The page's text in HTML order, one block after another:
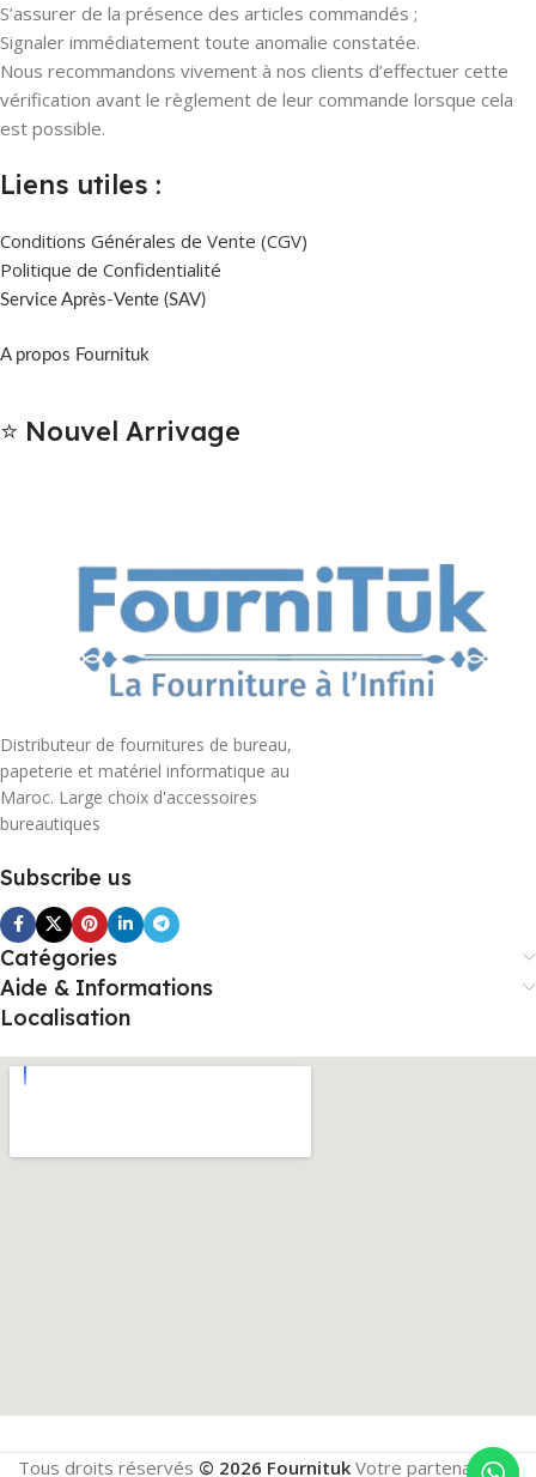
S’assurer de la présence des articles commandés ;
Signaler immédiatement toute anomalie constatée.
Nous recommandons vivement à nos clients d’effectuer cette
vérification avant le règlement de leur commande lorsque cela
est possible.
Liens utiles :
Conditions Générales de Vente (CGV)
Politique de Confidentialité
Service Après-Vente (SAV)
A propos Fournituk
⭐ Nouvel Arrivage
Distributeur de fournitures de bureau,
papeterie et matériel informatique au
Maroc. Large choix d'accessoires
bureautiques
Subscribe us
Catégories
Aide & Informations
Localisation
Tous droits réservés © 2026 Fournituk Votre partenaire en